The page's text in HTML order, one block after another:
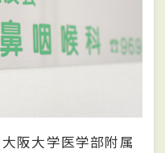
阪大学医学部附属